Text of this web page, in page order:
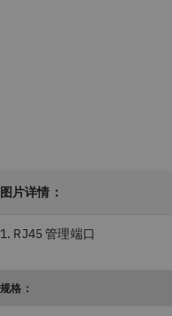
图片详情：
1. RJ45 管理端口
规格：